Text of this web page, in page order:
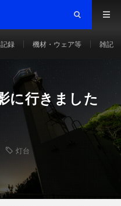
録 機材・ウェア等 雑記
に行きました
灯台